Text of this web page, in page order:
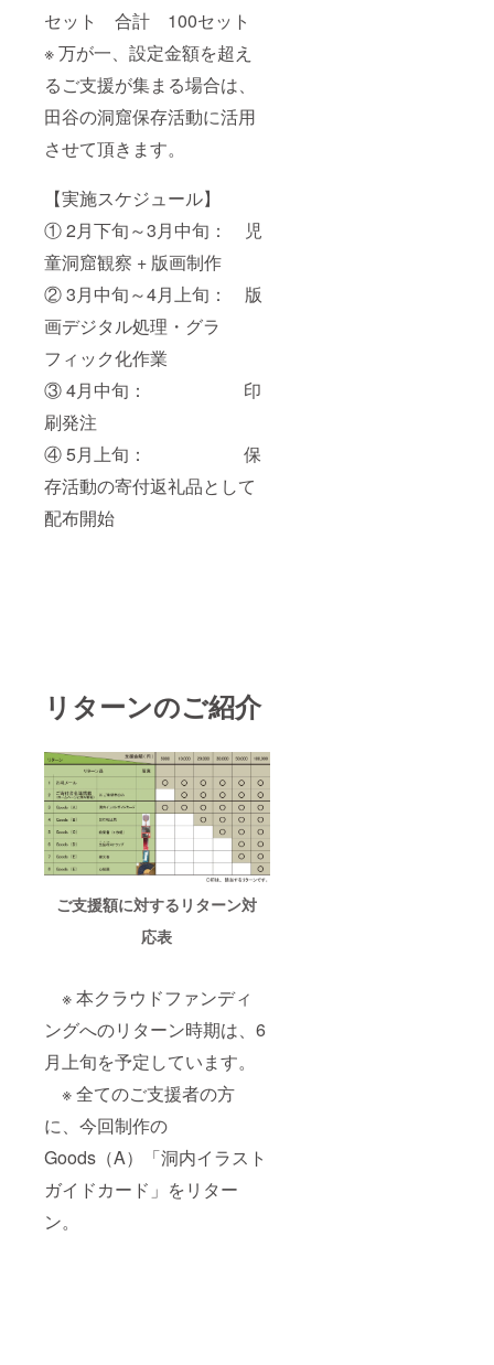
セット 合計 100セット
※ 万が一、設定金額を超え
るご支援が集まる場合は、
田谷の洞窟保存活動に活用
させて頂きます。
【実施スケジュール】
① 2月下旬～3月中旬： 児
童洞窟観察 + 版画制作
② 3月中旬～4月上旬： 版
画デジタル処理・グラ
フィック化作業
③ 4月中旬： 印
刷発注
④ 5月上旬： 保
存活動の寄付返礼品として
配布開始
リターンのご紹介
ご支援額に対するリターン対
応表
※ 本クラウドファンディ
ングへのリターン時期は、6
月上旬を予定しています。
※ 全てのご支援者の方
に、今回制作の
Goods（A）「洞内イラスト
ガイドカード」をリター
ン。